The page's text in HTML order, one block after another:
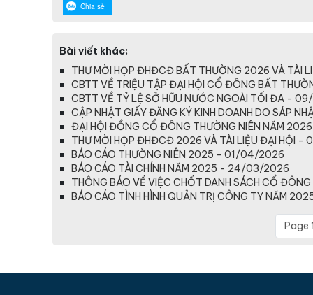
Chia sẻ
Bài viết khác:
THƯ MỜI HỌP ĐHĐCĐ BẤT THƯỜNG 2026 VÀ
CBTT VỀ TRIỆU TẬP ĐẠI HỘI CỔ ĐÔNG BẤT
CBTT VỀ TỶ LỆ SỞ HỮU NƯỚC NGOÀI TỐI ĐA -
CẬP NHẬT GIẤY ĐĂNG KÝ KINH DOANH DO SÁP
ĐẠI HỘI ĐỒNG CỔ ĐÔNG THƯỜNG NIÊN NĂM
THƯ MỜI HỌP ĐHĐCĐ 2026 VÀ TÀI LIỆU ĐẠI HỘI
BÁO CÁO THƯỜNG NIÊN 2025 - 01/04/2026
BÁO CÁO TÀI CHÍNH NĂM 2025 - 24/03/2026
THÔNG BÁO VỀ VIỆC CHỐT DANH SÁCH CỔ
BÁO CÁO TÌNH HÌNH QUẢN TRỊ CÔNG TY NĂM
Page